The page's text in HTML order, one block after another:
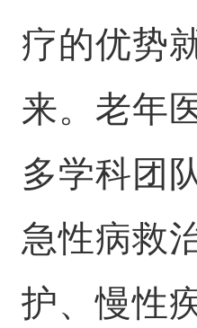
疗的优势
来。老年
多学科团
急性病救
护、慢性